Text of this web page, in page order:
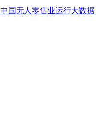
中国无人零售业运行大数据